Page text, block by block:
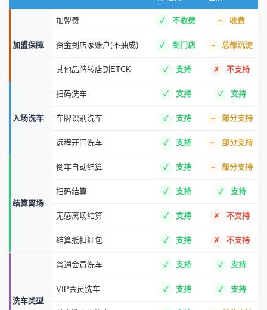
加盟保障
加盟费 不收费 收费
资金到店家账户(不抽成) 到门店 总部沉淀
其他品牌转店到ETCK 支持 不支持
入场洗车
扫码洗车 支持 支持
车牌识别洗车 支持 部分支持
远程开门洗车 支持 部分支持
结算离场
倒车自动结算 支持 部分支持
扫码结算 支持 支持
无感离场结算 支持 不支持
结算抵扣红包 支持 不支持
洗车类型
普通会员洗车 支持 支持
VIP会员洗车 支持 支持